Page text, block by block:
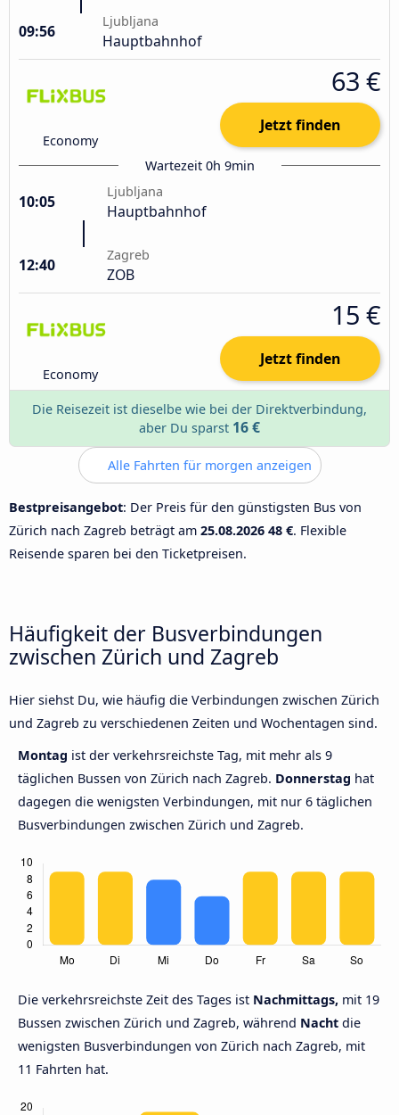
09:56
Ljubljana
Hauptbahnhof
Economy
63 €
Jetzt finden
Wartezeit 0h 9min
10:05
Ljubljana
Hauptbahnhof
12:40
Zagreb
ZOB
Economy
15 €
Jetzt finden
Die Reisezeit ist dieselbe wie bei der Direktverbindung,
aber Du sparst 16 €
Alle Fahrten für morgen anzeigen
Bestpreisangebot: Der Preis für den günstigsten Bus von
Zürich nach Zagreb beträgt am 25.08.2026 48 €. Flexible
Reisende sparen bei den Ticketpreisen.
Häufigkeit der Busverbindungen
zwischen Zürich und Zagreb
Hier siehst Du, wie häufig die Verbindungen zwischen Zürich
und Zagreb zu verschiedenen Zeiten und Wochentagen sind.
Montag ist der verkehrsreichste Tag, mit mehr als 9
täglichen Bussen von Zürich nach Zagreb. Donnerstag hat
dagegen die wenigsten Verbindungen, mit nur 6 täglichen
Busverbindungen zwischen Zürich und Zagreb.
Die verkehrsreichste Zeit des Tages ist Nachmittags, mit 19
Bussen zwischen Zürich und Zagreb, während Nacht die
wenigsten Busverbindungen von Zürich nach Zagreb, mit
11 Fahrten hat.